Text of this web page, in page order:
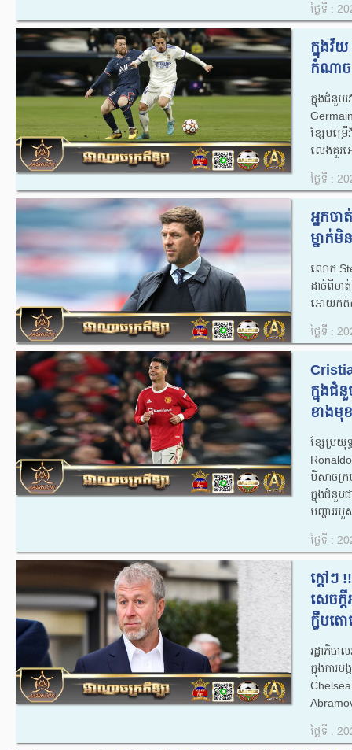
ថ្ងៃទី :
ក្នុងវ័យ
កំណាច
ក្នុងជំនួ
ខ្សែបម្រ
លេងគួរអ
ថ្ងៃទី :
អ្នកច
ម្នាក់
លោក​
ដាច់ពី
អោយកត់
ថ្ងៃទី :
ក្នុងជំ
ខាងមុ
ខ្សែប្រ
បិសាចក្រ
ក្នុងជំនួ
បញ្ហាររ
ថ្ងៃទី :
ក្តៅៗ
សេចក្
ក្លឹបត
រដ្ឋាភិប
ក្នុងការ
ថ្ងៃទី :